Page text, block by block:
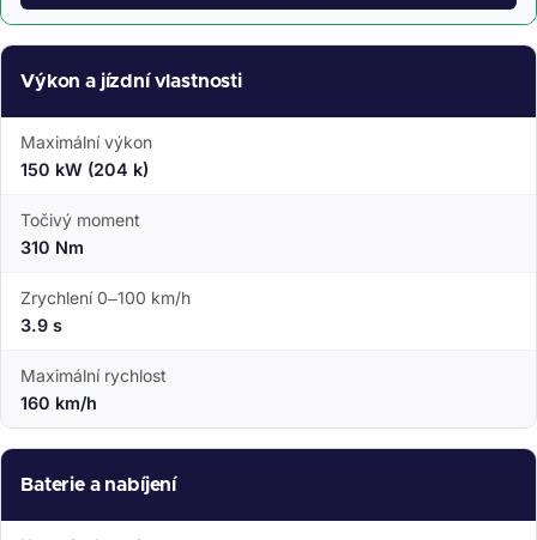
Výkon a jízdní vlastnosti
Maximální výkon
150 kW (204 k)
Točivý moment
310 Nm
Zrychlení 0–100 km/h
3.9 s
Maximální rychlost
160 km/h
Baterie a nabíjení